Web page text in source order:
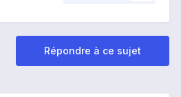
Répondre à ce sujet